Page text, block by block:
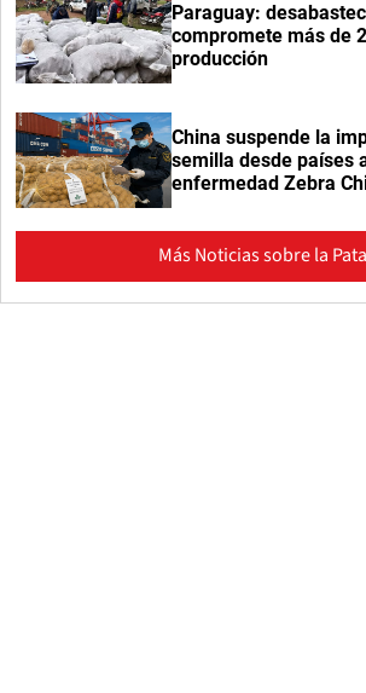
Paraguay:
compromete más de
producción
China suspende la
semilla desde países
enfermedad Zebra
Más Noticias sobre la